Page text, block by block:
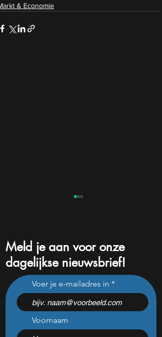
& Economie
Waarom de megadeal van
Saab een wake-upcall is
voor beleggers
Meld je aan voor onze
dagelijkse nieuwsbrief!
Voer je e-mailadres in
Voornaam